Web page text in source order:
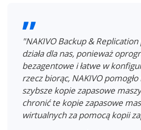
"NAKIVO Backup &
działa dla nas, ponieważ
bezagentowe i łatwe w
rzecz biorąc, NAKIVO
szybsze kopie zapasowe
chronić te kopie zapasowe
wirtualnych za pomocą kopii